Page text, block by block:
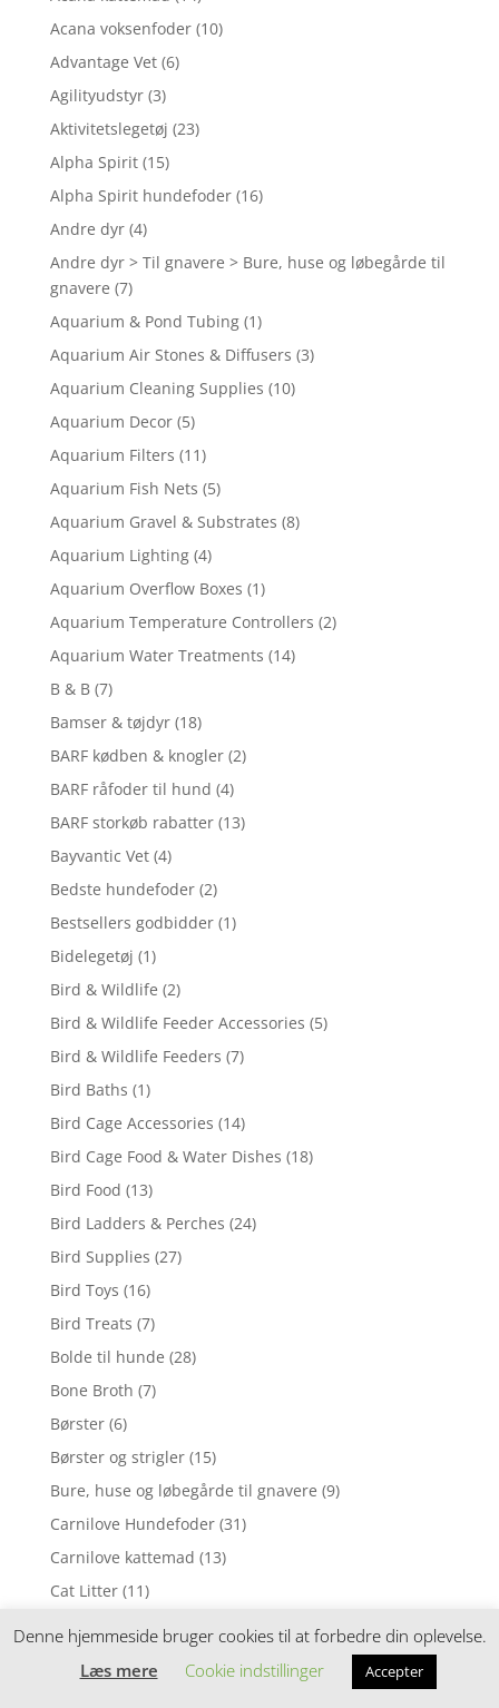
Acana voksenfoder (10)
Advantage Vet (6)
Agilityudstyr (3)
Aktivitetslegetøj (23)
Alpha Spirit (15)
Alpha Spirit hundefoder (16)
Andre dyr (4)
Andre dyr > Til gnavere > Bure, huse og løbegårde til
gnavere (7)
Aquarium & Pond Tubing (1)
Aquarium Air Stones & Diffusers (3)
Aquarium Cleaning Supplies (10)
Aquarium Decor (5)
Aquarium Filters (11)
Aquarium Fish Nets (5)
Aquarium Gravel & Substrates (8)
Aquarium Lighting (4)
Aquarium Overflow Boxes (1)
Aquarium Temperature Controllers (2)
Aquarium Water Treatments (14)
B & B (7)
Bamser & tøjdyr (18)
BARF kødben & knogler (2)
BARF råfoder til hund (4)
BARF storkøb rabatter (13)
Bayvantic Vet (4)
Bedste hundefoder (2)
Bestsellers godbidder (1)
Bidelegetøj (1)
Bird & Wildlife (2)
Bird & Wildlife Feeder Accessories (5)
Bird & Wildlife Feeders (7)
Bird Baths (1)
Bird Cage Accessories (14)
Bird Cage Food & Water Dishes (18)
Bird Food (13)
Bird Ladders & Perches (24)
Bird Supplies (27)
Bird Toys (16)
Bird Treats (7)
Bolde til hunde (28)
Bone Broth (7)
Børster (6)
Børster og strigler (15)
Bure, huse og løbegårde til gnavere (9)
Carnilove Hundefoder (31)
Carnilove kattemad (13)
Cat Litter (11)
Cat Litter Box Mats
Denne hjemmeside bruger cookies til at forbedre din oplevelse.
Læs mere
Cookie indstillinger Accepter